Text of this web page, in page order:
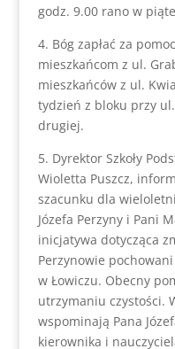
godz. 9.00 rano w
4. Bóg zapłać za
mieszkańcom z ul.
mieszkańców z ul.
tydzień z bloku przy
drugiej.
5. Dyrektor Szkoły
Wioletta Puszcz,
szacunku dla
Józefa Perzyny i Pani
inicjatywa dotycząca
Perzynowie
w Łowiczu. Obecny
utrzymaniu czystości.
wspominają Pana
kierownika i